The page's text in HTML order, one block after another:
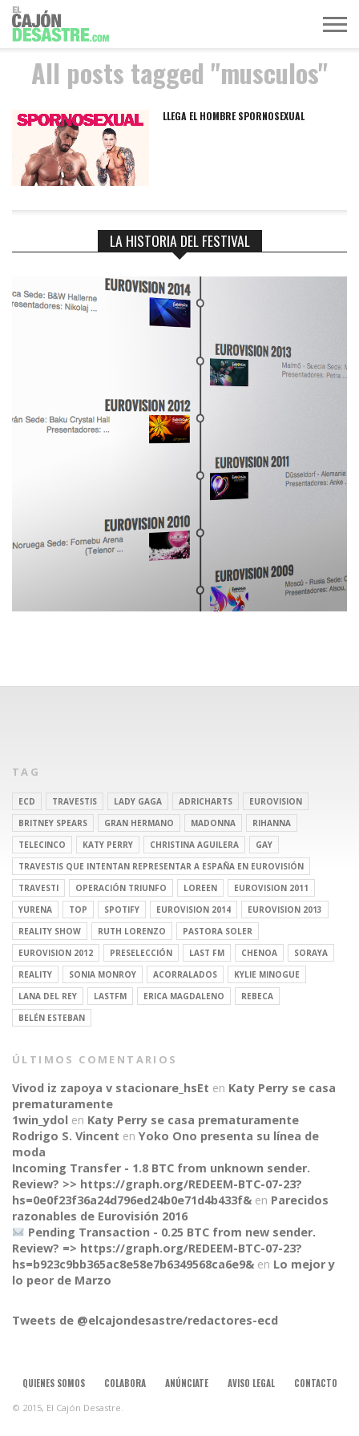
CONNECT
MÚSICA
TELEVISIÓN
POLÍTICA
ACTUALIDAD
EUROVISIÓN
All posts tagged "musculos"
LLEGA EL HOMBRE SPORNOSEXUAL
LA HISTORIA DEL FESTIVAL
TAG
ECD TRAVESTIS LADY GAGA ADRICHARTS
EUROVISION
BRITNEY SPEARS
GRAN HERMANO MADONNA
RIHANNA
TELECINCO
KATY PERRY CHRISTINA AGUILERA
GAY
TRAVESTIS QUE INTENTAN REPRESENTAR A ESPAÑA EN EUROVISIÓN
TRAVESTI
OPERACIÓN TRIUNFO LOREEN
EUROVISION 2011
YURENA
TOP SPOTIFY EUROVISION 2014
EUROVISION 2013
REALITY SHOW
RUTH LORENZO
PASTORA SOLER
EUROVISION 2012
PRESELECCIÓN LAST FM CHENOA
SORAYA
REALITY
SONIA MONROY ACORRALADOS
KYLIE MINOGUE
LANA DEL REY
LASTFM ERICA MAGDALENO
REBECA
BELÉN ESTEBAN
ÚLTIMOS COMENTARIOS
Vivod iz zapoya v stacionare_hsEt en Katy Perry se casa
prematuramente
1win_ydol en Katy Perry se casa prematuramente
Rodrigo S. Vincent en Yoko Ono presenta su línea de
moda
Incoming Transfer - 1.8 BTC from unknown sender.
Review? >> https://graph.org/REDEEM-BTC-07-23?
hs=0e0f23f36a24d796ed24b0e71d4b433f& en Parecidos
razonables de Eurovisión 2016
Pending Transaction - 0.25 BTC from new sender.
Review? => https://graph.org/REDEEM-BTC-07-23?
hs=b923c9bb365ac8e58e7b6349568ca6e9& en Lo mejor y
lo peor de Marzo
Tweets de @elcajondesastre/redactores-ecd
QUIENES SOMOS COLABORA ANÚNCIATE AVISO LEGAL CONTACTO
© 2015, El Cajón Desastre.